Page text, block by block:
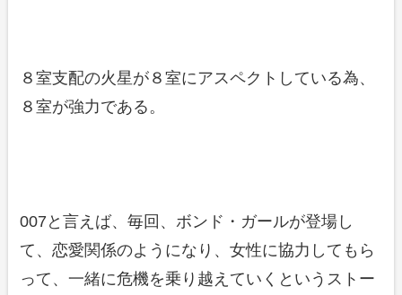
８室支配の火星が８室にアスペクトしている為、
８室が強力である。
007と言えば、毎回、ボンド・ガールが登場し
て、恋愛関係のようになり、女性に協力してもら
って、一緒に危機を乗り越えていくというストー